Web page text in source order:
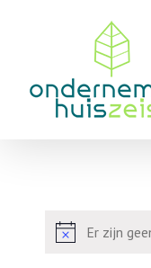
BerichtEr zijn